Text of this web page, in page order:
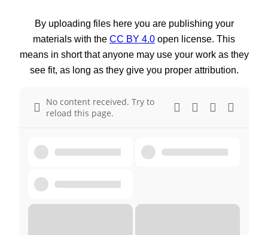
By uploading files here you are publishing your
materials with the CC BY 4.0 open license. This
means in short that anyone may use your work as they
see fit, as long as they give you proper attribution.
No content received. Try to
reload this page.